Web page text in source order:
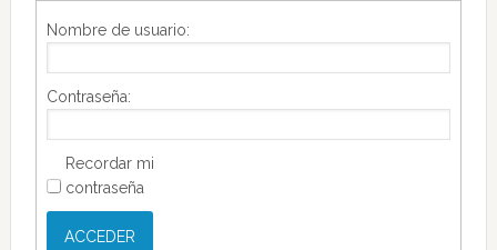
Nombre de usuario:
Contraseña:
Recordar mi
contraseña
ACCEDER